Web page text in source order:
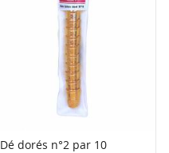
Dé dorés n°2 par 10